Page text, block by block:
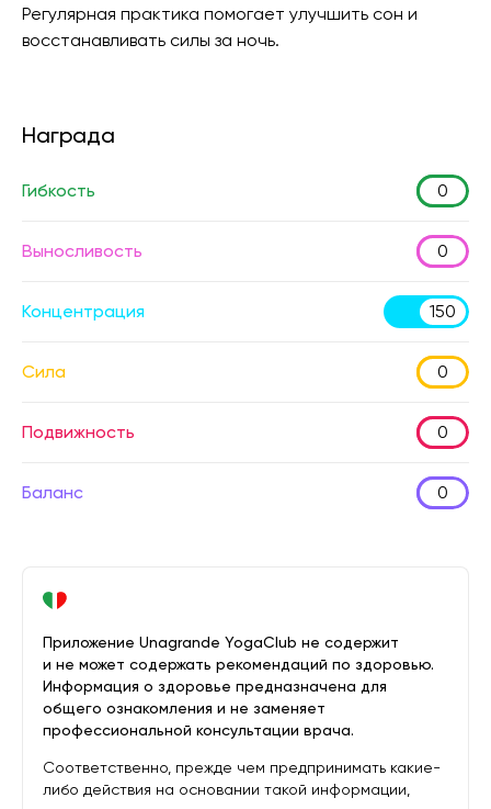
Регулярная практика помогает улучшить сон и
восстанавливать силы за ночь.
Награда
Гибкость 0
Выносливость 0
Концентрация 150
Сила 0
Подвижность 0
Баланс 0
Приложение Unagrande YogaClub не содержит
и не может содержать рекомендаций по здоровью.
Информация о здоровье предназначена для
общего ознакомления и не заменяет
профессиональной консультации врача.
Соответственно, прежде чем предпринимать какие-
либо действия на основании такой информации,